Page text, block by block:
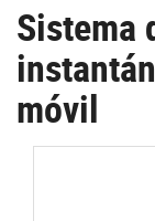
Sistema
móvil